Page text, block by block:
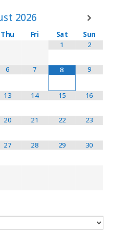
2026
Thu Fri Sat
Sun
1
2
6 7 8 9
13 14 15 16
20 21 22 23
27 28 29 30